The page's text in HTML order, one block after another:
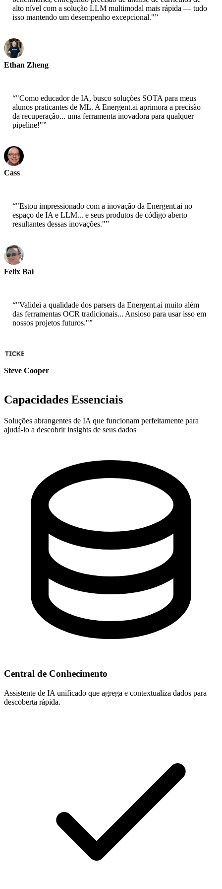
alto nível com a solução LLM multimodal mais rápida — tudo
isso mantendo um desempenho excepcional."”
Ethan Zheng
“"Como educador de IA, busco soluções SOTA para meus
alunos praticantes de ML. A Energent.ai aprimora a precisão
da recuperação... uma ferramenta inovadora para qualquer
pipeline!"”
Cass
“"Estou impressionado com a inovação da Energent.ai no
espaço de IA e LLM... e seus produtos de código aberto
resultantes dessas inovações."”
Felix Bai
“"Validei a qualidade dos parsers da Energent.ai muito além
das ferramentas OCR tradicionais... Ansioso para usar isso em
nossos projetos futuros."”
Steve Cooper
Capacidades Essenciais
Soluções abrangentes de IA que funcionam perfeitamente para
ajudá-lo a descobrir insights de seus dados
Central de Conhecimento
Assistente de IA unificado que agrega e contextualiza dados para
descoberta rápida.